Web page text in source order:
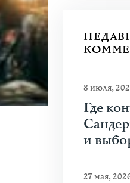
23 июня 2026|
Молдова
На стыке
8 июля,
Где
и
27 мая,